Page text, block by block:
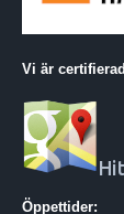
Vi är
Öppettider: